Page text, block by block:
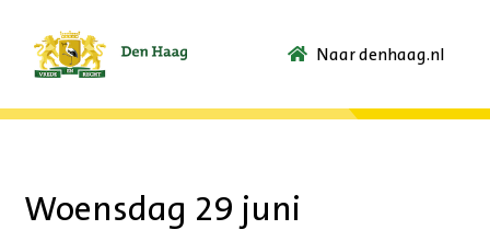
Ga
de
Naar denhaag.nl
Woensdag 29 juni